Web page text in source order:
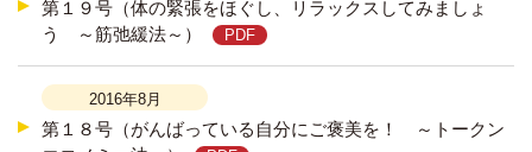
第１９号（体の緊張をほぐし、リラックスしてみましょ
う ～筋弛緩法～）
2016年8月
第１８号（がんばっている自分にご褒美を！ ～トークン